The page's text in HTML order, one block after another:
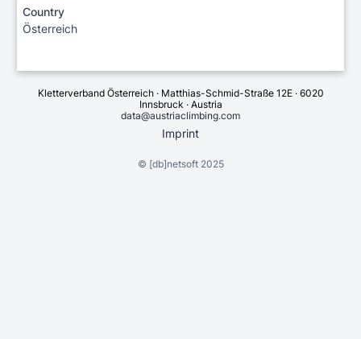
Country
Österreich
Kletterverband Österreich · Matthias-Schmid-Straße 12E · 6020
Innsbruck · Austria
data@austriaclimbing.com
Imprint
© [db]netsoft2025